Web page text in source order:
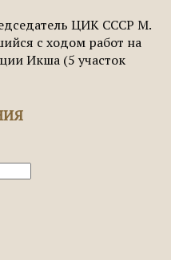
ЦИК СССР М.
с ходом работ на
Икша (5 участок